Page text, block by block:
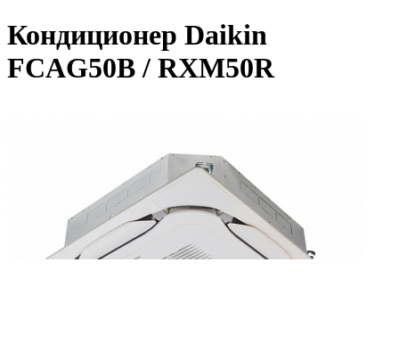
Кондиционер Daikin
FCAG50B / RXM50R